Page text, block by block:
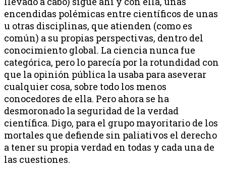
encendidas polémicas entre científicos de unas
u otras disciplinas, que atienden (como es
común) a su propias perspectivas, dentro del
conocimiento global. La ciencia nunca fue
categórica, pero lo parecía por la rotundidad con
que la opinión pública la usaba para aseverar
cualquier cosa, sobre todo los menos
conocedores de ella. Pero ahora se ha
desmoronado la seguridad de la verdad
científica. Digo, para el grupo mayoritario de los
mortales que defiende sin paliativos el derecho
a tener su propia verdad en todas y cada una de
las cuestiones.